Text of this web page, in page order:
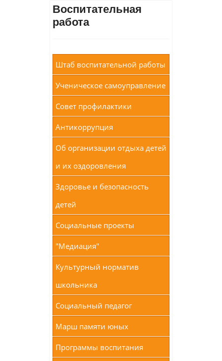
Воспитательная
работа
Штаб воспитательной работы
Ученическое самоуправление
Совет профилактики
Антикоррупция
Об организации отдыха детей
и их оздоровления
Здоровье и безопасность
детей
Социальные проекты
"Медиация"
Культурный норматив
школьника
Социальный педагог
Марш памяти юных
Программы воспитания